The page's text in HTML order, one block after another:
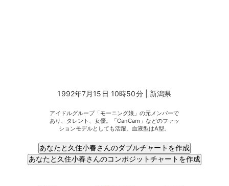
1992年7月15日 10時50分 | 新潟県
アイドルグループ「モーニング娘」の元メンバーで
あり、タレント、女優。「CanCam」などのファッ
ションモデルとしても活躍。血液型はA型。